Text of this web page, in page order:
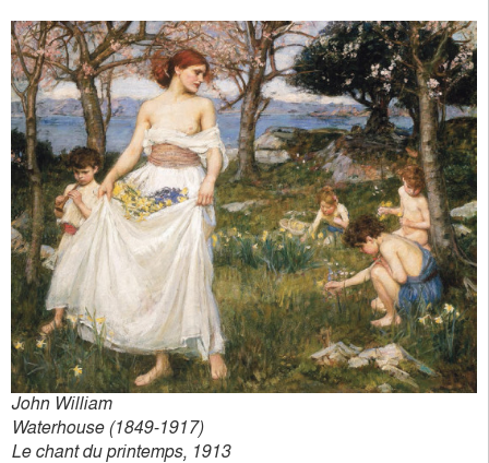
John William
Waterhouse (1849-1917)
Le chant du printemps, 1913